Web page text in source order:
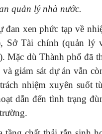
quản lý nhà nước.
xen phức tạp về
Sở Tài chính (quản lý
Mặc dù Thành phố đã
giám sát dự án vẫn
nhiệm xuyên suốt
dẫn đến tình trạng